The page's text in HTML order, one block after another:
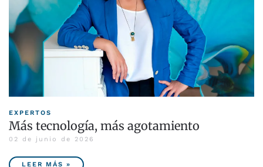
EXPERTOS
Más tecnología, más agotamiento
02 de junio de 2026
LEER MÁS »